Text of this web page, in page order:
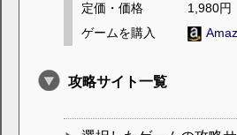
定価・価格
1,980円
ゲームを購入
攻略サイト一覧